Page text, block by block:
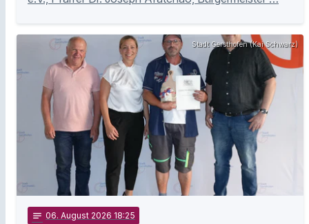
Stadt Gersthofen (Kai Schwarz)
notes 06. August 2026 18:25